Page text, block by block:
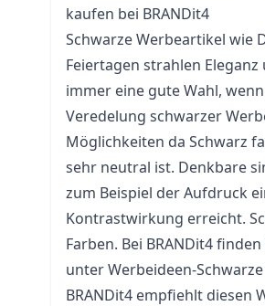
kaufen bei BRANDit4
Schwarze Werbeartikel wie
Feiertagen strahlen Eleganz
immer eine gute Wahl,
Veredelung schwarzer
Möglichkeiten da Schwarz
sehr neutral ist. Denkbare
zum Beispiel der Aufdruck
Kontrastwirkung erreicht.
Farben. Bei BRANDit4
unter Werbeideen-
BRANDit4 empfiehlt diesen